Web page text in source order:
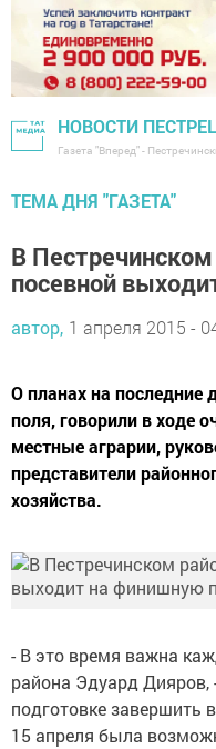
НОВОСТИ
Газета "Вперед" -
ТЕМА ДНЯ "ГАЗЕТА"
В
посевной
автор, 1 апреля 2015 -
О планах на последние
поля, говорили в ходе
местные аграрии,
представители
хозяйства.
- В это время важна
района Эдуард
подготовке завершить
15 апреля была